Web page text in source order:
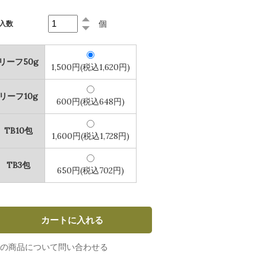
数 個
ーフ50g 1,500円(税込1,620円)
ーフ10g 600円(税込648円)
TB10包 1,600円(税込1,728円)
TB3包 650円(税込702円)
商品について問い合わせる